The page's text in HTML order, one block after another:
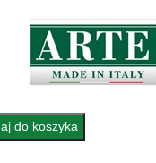
do koszyka